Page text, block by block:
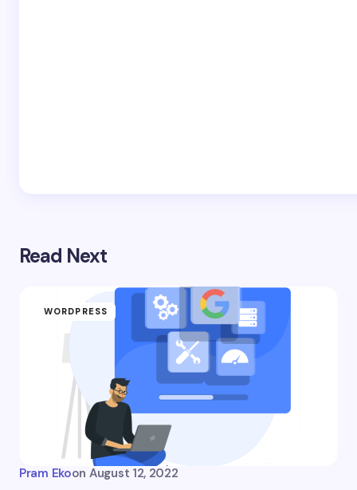
Read Next
WORDPRESS
Pram Ekoon August 12, 2022